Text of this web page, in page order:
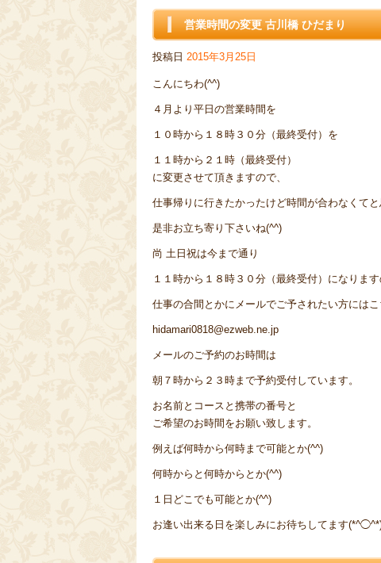
営業時間の変更 古川橋 ひだまり
投稿日 2015年3月25日
こんにちわ(^^)
４月より平日の営業時間を
１０時から１８時３０分（最終受付）を
１１時から２１時（最終受付）
に変更させて頂きますので、
仕事帰りに行きたかったけど時間が合わなくてと
是非お立ち寄り下さいね(^^)
尚 土日祝は今まで通り
１１時から１８時３０分（最終受付）になりま
仕事の合間とかにメールでご予されたい方には
hidamari0818@ezweb.ne.jp
メールのご予約のお時間は
朝７時から２３時まで予約受付しています。
お名前とコースと携帯の番号と
ご希望のお時間をお願い致します。
例えば何時から何時まで可能とか(^^)
何時からと何時からとか(^^)
１日どこでも可能とか(^^)
お逢い出来る日を楽しみにお待ちしてます